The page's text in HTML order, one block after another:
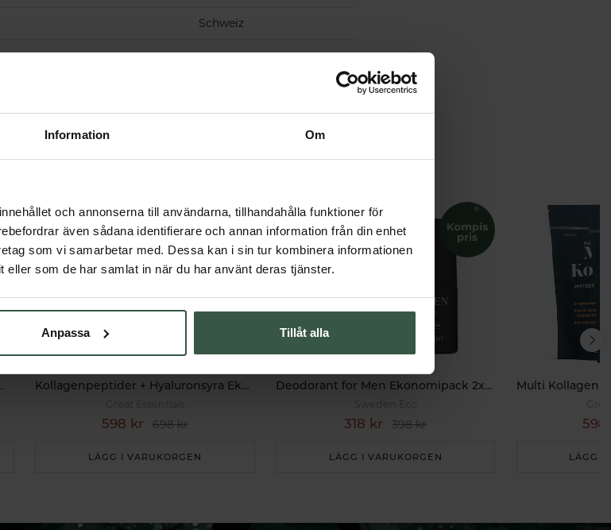
Information Om
och annonserna till användarna, tillhandahålla funktioner för
även sådana identifierare och annan information från din enhet
som vi samarbetar med. Dessa kan i sin tur kombinera informationen
eller som de har samlat in när du har använt deras tjänster.
Anpassa Tillåt alla
Schweiz
Får vi föreslå
köpte också
2x120k Kollagenpeptider + Hyaluronsyra Ekonomipack 2x500g
598 kr 698 kr
LÄGG I VARUKORGEN
Deodorant for Men Ekonomipack 2x50ml
318 kr 398 kr
LÄGG I VARUKORGEN
598
LÄGG I